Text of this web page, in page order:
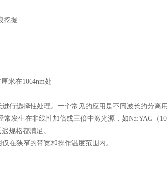
挖掘
米在1064nm处
行选择性处理。一个常见的应用是不同波长的分离
发生在非线性加倍或三倍中激光源，如Nd:YAG（
规格都满足。
在狭窄的带宽和操作温度范围内。